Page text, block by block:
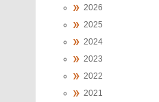
2026
2025
2024
2023
2022
2021